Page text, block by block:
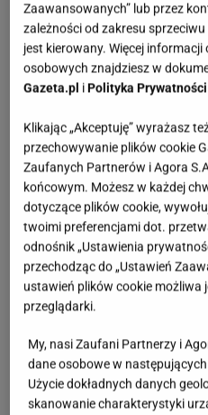
Gazeta.pl
Strefa Gazy od lat
kryzysem
katastrofalne rozmiary.
mieszkańców to walka
warunkach wojennych,
pogarszającego się
dzieci, kobiet, mężczyzn
żywności, wody, leków i
podstawowej opieki
Gazy od świata istnieją
Zaawansowanych” lub przez
zależności od zakresu
jest kierowany. Więcej
osobowych znajdziesz w
Gazeta.pl iPolityka Prywatności
Klikając „Akceptuję” wyrażasz
przechowywanie plików cookie
Zaufanych Partnerów i Agora
końcowym. Możesz w każdej
dotyczące plików cookie,
twoimi preferencjami dot.
odnośnik „Ustawienia
przechodząc do „Ustawień
ustawień plików cookie możliwa
przeglądarki.
My, nasi Zaufani Partnerzy i
dane osobowe w
Użycie dokładnych danych
skanowanie charakterystyki